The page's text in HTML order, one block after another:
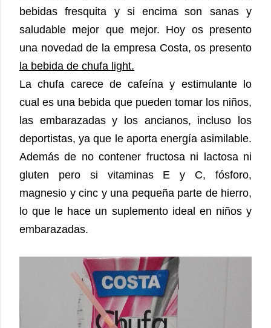
bebidas fresquita y si encima son sanas y
saludable mejor que mejor. Hoy os presento
una novedad de la empresa Costa, os presento
la bebida de chufa light.
La chufa carece de cafeína y estimulante lo
cual es una bebida que pueden tomar los niños,
las embarazadas y los ancianos, incluso los
deportistas, ya que le aporta energía asimilable.
Además de no contener fructosa ni lactosa ni
gluten pero si vitaminas E y C, fósforo,
magnesio y cinc y una pequeña parte de hierro,
lo que le hace un suplemento ideal en niños y
embarazadas.